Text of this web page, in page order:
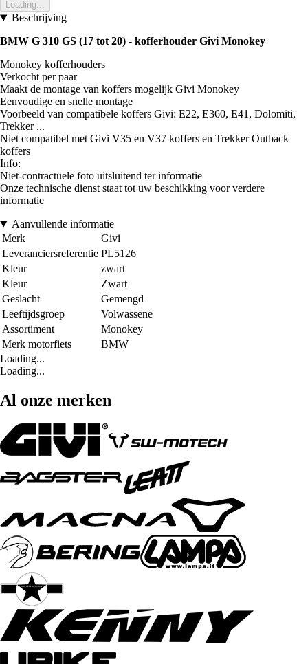
Loading...
Beschrijving
BMW G 310 GS (17 tot 20) - kofferhouder Givi Monokey
Monokey kofferhouders
Verkocht per paar
Maakt de montage van koffers mogelijk Givi Monokey
Eenvoudige en snelle montage
Voorbeeld van compatibele koffers Givi: E22, E360, E41, Dolomiti,
Trekker ...
Niet compatibel met Givi V35 en V37 koffers en Trekker Outback
koffers
Info:
Niet-contractuele foto uitsluitend ter informatie
Onze technische dienst staat tot uw beschikking voor verdere
informatie
Aanvullende informatie
Merk
Givi
Leveranciersreferentie PL5126
Kleur
zwart
Kleur
Zwart
Geslacht
Gemengd
Leeftijdsgroep
Volwassene
Assortiment
Monokey
Merk motorfiets
BMW
Loading...
Loading...
Al onze merken